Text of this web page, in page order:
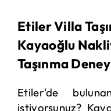
Etiler Villa
Kayaoğlu
Taşınma
Etiler'de
istiyorsunuz?